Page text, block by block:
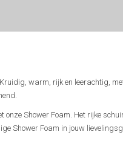
warm, rijk en leerachtig,
onze Shower Foam. Het rijke
Shower Foam in jouw